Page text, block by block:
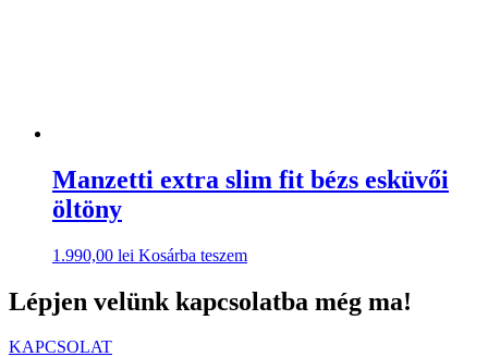
Manzetti extra slim fit bézs esküvői
öltöny
1.990,00 lei Kosárba teszem
Lépjen velünk kapcsolatba még ma!
KAPCSOLAT